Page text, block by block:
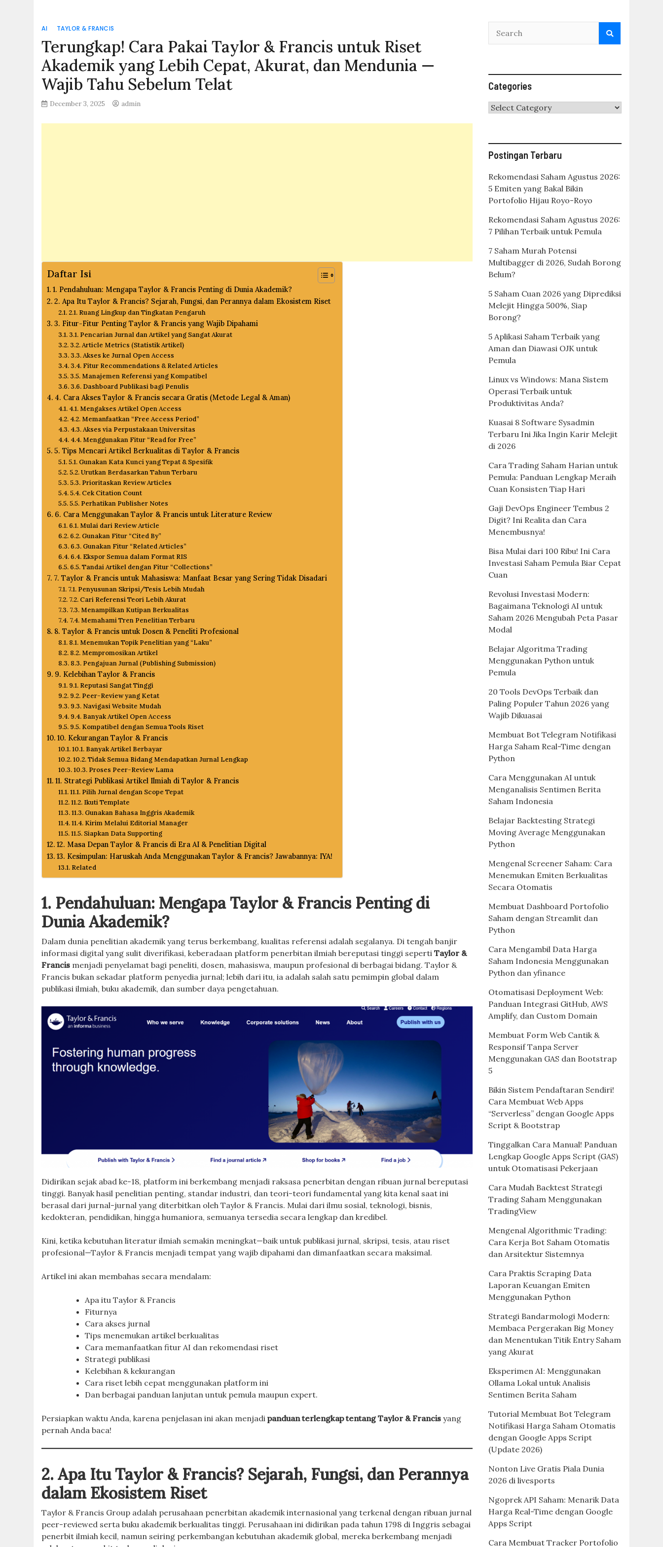
AI TAYLOR & FRANCIS
Terungkap! Cara Pakai Taylor & Francis untuk Riset
Akademik yang Lebih Cepat, Akurat, dan Mendunia —
Wajib Tahu Sebelum Telat
December 3, 2025 admin
Daftar Isi
1. Pendahuluan: Mengapa Taylor & Francis Penting di Dunia Akademik?
2. Apa Itu Taylor & Francis? Sejarah, Fungsi, dan Perannya dalam Ekosistem Riset
2.1. Ruang Lingkup dan Tingkatan Pengaruh
3. Fitur-Fitur Penting Taylor & Francis yang Wajib Dipahami
3.1. Pencarian Jurnal dan Artikel yang Sangat Akurat
3.2. Article Metrics (Statistik Artikel)
3.3. Akses ke Jurnal Open Access
3.4. Fitur Recommendations & Related Articles
3.5. Manajemen Referensi yang Kompatibel
3.6. Dashboard Publikasi bagi Penulis
4. Cara Akses Taylor & Francis secara Gratis (Metode Legal & Aman)
4.1. Mengakses Artikel Open Access
4.2. Memanfaatkan “Free Access Period”
4.3. Akses via Perpustakaan Universitas
4.4. Menggunakan Fitur “Read for Free”
5. Tips Mencari Artikel Berkualitas di Taylor & Francis
5.1. Gunakan Kata Kunci yang Tepat & Spesifik
5.2. Urutkan Berdasarkan Tahun Terbaru
5.3. Prioritaskan Review Articles
5.4. Cek Citation Count
5.5. Perhatikan Publisher Notes
6. Cara Menggunakan Taylor & Francis untuk Literature Review
6.1. Mulai dari Review Article
6.2. Gunakan Fitur “Cited By”
6.3. Gunakan Fitur “Related Articles”
6.4. Ekspor Semua dalam Format RIS
6.5. Tandai Artikel dengan Fitur “Collections”
7. Taylor & Francis untuk Mahasiswa: Manfaat Besar yang Sering Tidak Disadari
7.1. Penyusunan Skripsi/Tesis Lebih Mudah
7.2. Cari Referensi Teori Lebih Akurat
7.3. Menampilkan Kutipan Berkualitas
7.4. Memahami Tren Penelitian Terbaru
8. Taylor & Francis untuk Dosen & Peneliti Profesional
8.1. Menemukan Topik Penelitian yang “Laku”
8.2. Mempromosikan Artikel
8.3. Pengajuan Jurnal (Publishing Submission)
9. Kelebihan Taylor & Francis
9.1. Reputasi Sangat Tinggi
9.2. Peer-Review yang Ketat
9.3. Navigasi Website Mudah
9.4. Banyak Artikel Open Access
9.5. Kompatibel dengan Semua Tools Riset
10. Kekurangan Taylor & Francis
10.1. Banyak Artikel Berbayar
10.2. Tidak Semua Bidang Mendapatkan Jurnal Lengkap
10.3. Proses Peer-Review Lama
11. Strategi Publikasi Artikel Ilmiah di Taylor & Francis
11.1. Pilih Jurnal dengan Scope Tepat
11.2. Ikuti Template
11.3. Gunakan Bahasa Inggris Akademik
11.4. Kirim Melalui Editorial Manager
11.5. Siapkan Data Supporting
12. Masa Depan Taylor & Francis di Era AI & Penelitian Digital
13. Kesimpulan: Haruskah Anda Menggunakan Taylor & Francis? Jawabannya: IYA!
Related
1. Pendahuluan: Mengapa Taylor & Francis Penting di
Dunia Akademik?
Dalam dunia penelitian akademik yang terus berkembang, kualitas referensi adalah segalanya. Di tengah banjir
informasi digital yang sulit diverifikasi, keberadaan platform penerbitan ilmiah bereputasi tinggi sepertiTaylor &
Francis menjadi penyelamat bagi peneliti, dosen, mahasiswa, maupun profesional di berbagai bidang. Taylor &
Francis bukan sekadar platform penyedia jurnal; lebih dari itu, ia adalah salah satu pemimpin global dalam
publikasi ilmiah, buku akademik, dan sumber daya pengetahuan.
Didirikan sejak abad ke-18, platform ini berkembang menjadi raksasa penerbitan dengan ribuan jurnal bereputasi
tinggi. Banyak hasil penelitian penting, standar industri, dan teori-teori fundamental yang kita kenal saat ini
berasal dari jurnal-jurnal yang diterbitkan oleh Taylor & Francis. Mulai dari ilmu sosial, teknologi, bisnis,
kedokteran, pendidikan, hingga humaniora, semuanya tersedia secara lengkap dan kredibel.
Kini, ketika kebutuhan literatur ilmiah semakin meningkat—baik untuk publikasi jurnal, skripsi, tesis, atau riset
profesional—Taylor & Francis menjadi tempat yang wajib dipahami dan dimanfaatkan secara maksimal.
Artikel ini akan membahas secara mendalam:
Apa itu Taylor & Francis
Fiturnya
Cara akses jurnal
Tips menemukan artikel berkualitas
Cara memanfaatkan fitur AI dan rekomendasi riset
Strategi publikasi
Kelebihan & kekurangan
Cara riset lebih cepat menggunakan platform ini
Dan berbagai panduan lanjutan untuk pemula maupun expert.
Persiapkan waktu Anda, karena penjelasan ini akan menjadipanduan terlengkap tentang Taylor & Francis yang
pernah Anda baca!
2. Apa Itu Taylor & Francis? Sejarah, Fungsi, dan Perannya
dalam Ekosistem Riset
Taylor & Francis Group adalah perusahaan penerbitan akademik internasional yang terkenal dengan ribuan jurnal
peer-reviewed serta buku akademik berkualitas tinggi. Perusahaan ini didirikan pada tahun 1798 di Inggris sebagai
penerbit ilmiah kecil, namun seiring perkembangan kebutuhan akademik global, mereka berkembang menjadi
Categories
Categories
Postingan Terbaru
Rekomendasi Saham Agustus 2026:
5 Emiten yang Bakal Bikin
Portofolio Hijau Royo-Royo
Rekomendasi Saham Agustus 2026:
7 Pilihan Terbaik untuk Pemula
7 Saham Murah Potensi
Multibagger di 2026, Sudah Borong
Belum?
5 Saham Cuan 2026 yang Diprediksi
Melejit Hingga 500%, Siap
Borong?
5 Aplikasi Saham Terbaik yang
Aman dan Diawasi OJK untuk
Pemula
Linux vs Windows: Mana Sistem
Operasi Terbaik untuk
Produktivitas Anda?
Kuasai 8 Software Sysadmin
Terbaru Ini Jika Ingin Karir Melejit
di 2026
Cara Trading Saham Harian untuk
Pemula: Panduan Lengkap Meraih
Cuan Konsisten Tiap Hari
Gaji DevOps Engineer Tembus 2
Digit? Ini Realita dan Cara
Menembusnya!
Bisa Mulai dari 100 Ribu! Ini Cara
Investasi Saham Pemula Biar Cepat
Cuan
Revolusi Investasi Modern:
Bagaimana Teknologi AI untuk
Saham 2026 Mengubah Peta Pasar
Modal
Belajar Algoritma Trading
Menggunakan Python untuk
Pemula
20 Tools DevOps Terbaik dan
Paling Populer Tahun 2026 yang
Wajib Dikuasai
Membuat Bot Telegram Notifikasi
Harga Saham Real-Time dengan
Python
Cara Menggunakan AI untuk
Menganalisis Sentimen Berita
Saham Indonesia
Belajar Backtesting Strategi
Moving Average Menggunakan
Python
Mengenal Screener Saham: Cara
Menemukan Emiten Berkualitas
Secara Otomatis
Membuat Dashboard Portofolio
Saham dengan Streamlit dan
Python
Cara Mengambil Data Harga
Saham Indonesia Menggunakan
Python dan yfinance
Otomatisasi Deployment Web:
Panduan Integrasi GitHub, AWS
Amplify, dan Custom Domain
Membuat Form Web Cantik &
Responsif Tanpa Server
Menggunakan GAS dan Bootstrap
5
Bikin Sistem Pendaftaran Sendiri!
Cara Membuat Web Apps
“Serverless” dengan Google Apps
Script & Bootstrap
Tinggalkan Cara Manual! Panduan
Lengkap Google Apps Script (GAS)
untuk Otomatisasi Pekerjaan
Cara Mudah Backtest Strategi
Trading Saham Menggunakan
TradingView
Mengenal Algorithmic Trading:
Cara Kerja Bot Saham Otomatis
dan Arsitektur Sistemnya
Cara Praktis Scraping Data
Laporan Keuangan Emiten
Menggunakan Python
Strategi Bandarmologi Modern:
Membaca Pergerakan Big Money
dan Menentukan Titik Entry Saham
yang Akurat
Eksperimen AI: Menggunakan
Ollama Lokal untuk Analisis
Sentimen Berita Saham
Tutorial Membuat Bot Telegram
Notifikasi Harga Saham Otomatis
dengan Google Apps Script
(Update 2026)
Nonton Live Gratis Piala Dunia
2026 di livesports
Ngoprek API Saham: Menarik Data
Harga Real-Time dengan Google
Apps Script
Cara Membuat Tracker Portofolio